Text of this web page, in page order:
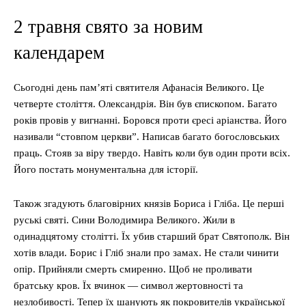
2 травня свято за новим
календарем
Сьогодні день пам’яті святителя Афанасія Великого. Це
четверте століття. Олександрія. Він був єпископом. Багато
років провів у вигнанні. Боровся проти єресі аріанства. Його
називали “стовпом церкви”. Написав багато богословських
праць. Стояв за віру твердо. Навіть коли був один проти всіх.
Його постать монументальна для історії.
Також згадують благовірних князів Бориса і Гліба. Це перші
руські святі. Сини Володимира Великого. Жили в
одинадцятому столітті. Їх убив старший брат Святополк. Він
хотів влади. Борис і Гліб знали про замах. Не стали чинити
опір. Прийняли смерть смиренно. Щоб не проливати
братську кров. Їх вчинок — символ жертовності та
незлобивості. Тепер їх шанують як покровителів української